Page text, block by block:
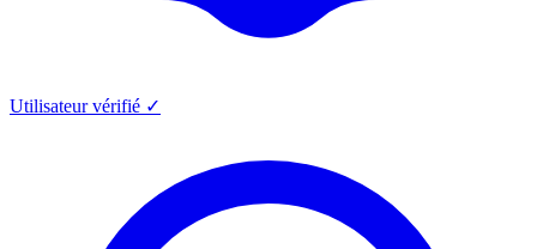
Utilisateur vérifié ✓